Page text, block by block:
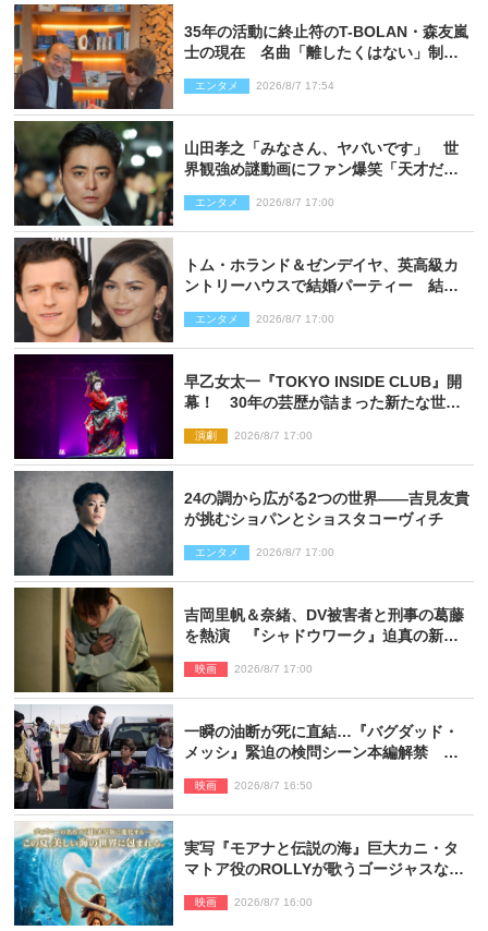
35年の活動に終止符のT-BOLAN・森友嵐
士の現在 名曲「離したくはない」制作
エンタメ 2026/8/7 17:54
山田孝之「みなさん、ヤバいです」 世
界観強め謎動画にファン爆笑「天才だ
エンタメ 2026/8/7 17:00
トム・ホランド＆ゼンデイヤ、英高級カ
ントリーハウスで結婚パーティー 結婚
エンタメ 2026/8/7 17:00
早乙女太一『TOKYO INSIDE CLUB』開
幕！ 30年の芸歴が詰まった新たな世界
演劇 2026/8/7 17:00
24の調から広がる2つの世界――吉見友貴
が挑むショパンとショスタコーヴィチ
エンタメ 2026/8/7 17:00
吉岡里帆＆奈緒、DV被害者と刑事の葛藤
を熱演 『シャドウワーク』迫真の新場
映画 2026/8/7 17:00
一瞬の油断が死に直結…『バグダッド・
メッシ』緊迫の検問シーン本編解禁 監
映画 2026/8/7 16:50
実写『モアナと伝説の海』巨大カニ・タ
マトア役のROLLYが歌うゴージャスな劇
映画 2026/8/7 16:00